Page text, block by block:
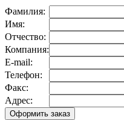
Фамилия:
Имя:
Отчество:
Компания:
E-mail:
Телефон:
Факс:
Адрес: